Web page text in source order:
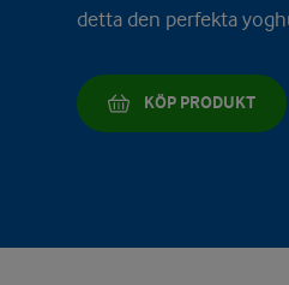
KÖP PRODUKT
detta den perfekta